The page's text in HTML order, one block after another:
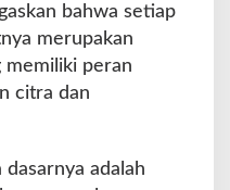
bahwa setiap
merupakan
memiliki peran
citra dan
dasarnya adalah